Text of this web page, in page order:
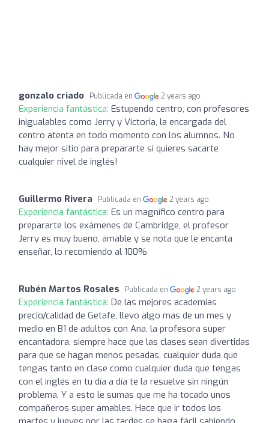
gonzalo criado Publicada en 2 years ago
Experiencia fantástica: Estupendo centro, con profesores
inigualables como Jerry y Victoria, la encargada del
centro atenta en todo momento con los alumnos. No
hay mejor sitio para prepararte si quieres sacarte
cualquier nivel de inglés!
Guillermo Rivera Publicada en 2 years ago
Experiencia fantástica: Es un magnífico centro para
prepararte los exámenes de Cambridge, el profesor
Jerry es muy bueno, amable y se nota que le encanta
enseñar, lo recomiendo al 100%
Rubén Martos Rosales Publicada en 2 years ago
Experiencia fantástica: De las mejores academias
precio/calidad de Getafe, llevo algo mas de un mes y
medio en B1 de adultos con Ana, la profesora super
encantadora, siempre hace que las clases sean divertidas
para que se hagan menos pesadas, cualquier duda que
tengas tanto en clase como cualquier duda que tengas
con el inglés en tu día a día te la resuelve sin ningún
problema. Y a esto le sumas que me ha tocado unos
compañeros super amables. Hace que ir todos los